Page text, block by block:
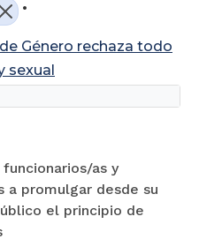
Género rechaza todo
sexual
as y
a promulgar desde su
el principio de